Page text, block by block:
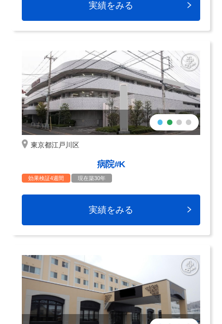
実績をみる
東京都江戸川区
病院#K
効果検証4週間 現在築30年
実績をみる